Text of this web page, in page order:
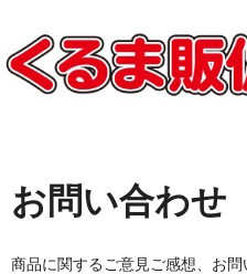
お問い合わせ
商品に関するご意見ご感想、お